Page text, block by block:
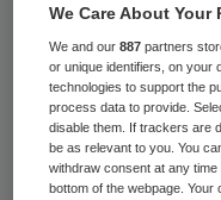
Dagen
vallen, waar je
maar ook
je geschiedenis
We Care About Your
We and our887 partners
or unique identifiers, on your
technologies to support the
process data to provide.
disable them. If trackers are
be as relevant to you. You
withdraw consent at any
bottom of the webpage.